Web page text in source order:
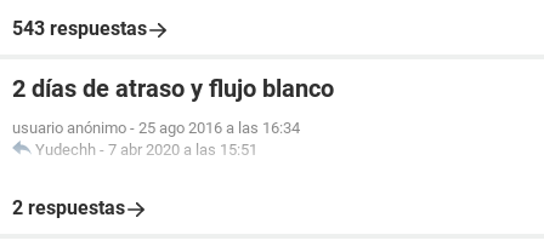
543 respuestas
2 días de atraso y flujo blanco
usuario anónimo - 25 ago 2016 a las 16:34
Yudechh - 7 abr 2020 a las 15:51
2 respuestas